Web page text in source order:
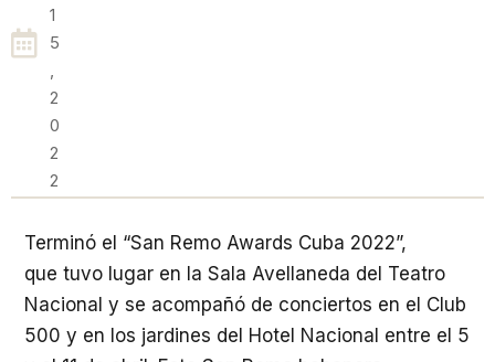
1
5
,
2
0
2
2
Terminó el “San Remo Awards Cuba 2022”,
que tuvo lugar en la Sala Avellaneda del Teatro
Nacional y se acompañó de conciertos en el Club
500 y en los jardines del Hotel Nacional entre el 5